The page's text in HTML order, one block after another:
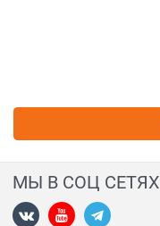
МЫ В СОЦ СЕТЯХ